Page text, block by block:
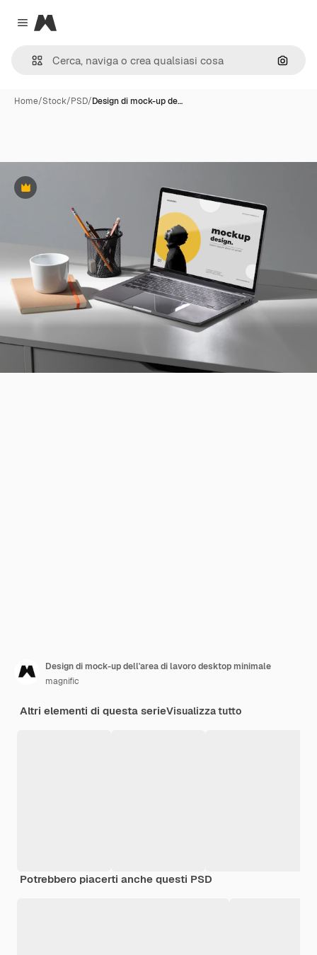
Close menu
Magnific
Cerca
Home/Stock/PSD/Design di mock-up de…
Premium
Design di mock-up dell'area di lavoro desktop minimale
magnific
Altri elementi di questa serieVisualizza tutto
Potrebbero piacerti anche questi PSD